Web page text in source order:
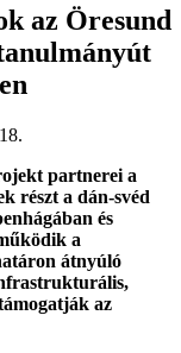
az Öresund
partnerei a
részt a dán-svéd
és
a
átnyúló
az